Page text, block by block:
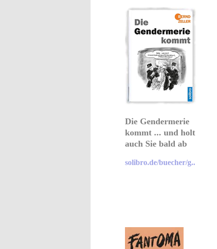
Die Gendermerie
kommt ... und holt
auch Sie bald ab
solibro.de/buecher/g..